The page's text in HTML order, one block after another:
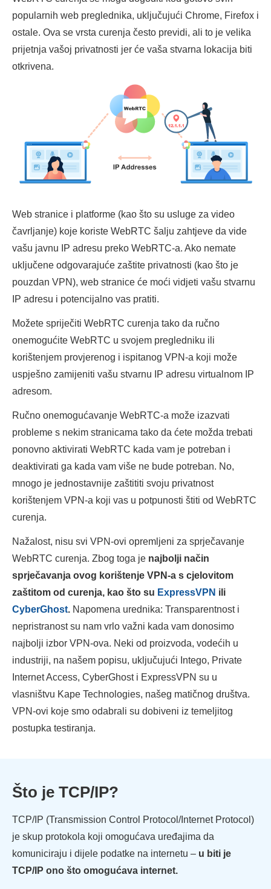
popularnih web preglednika, uključujući Chrome, Firefox i
ostale. Ova se vrsta curenja često previdi, ali to je velika
prijetnja vašoj privatnosti jer će vaša stvarna lokacija biti
otkrivena.
Web stranice i platforme (kao što su usluge za video
čavrljanje) koje koriste WebRTC šalju zahtjeve da vide
vašu javnu IP adresu preko WebRTC-a. Ako nemate
uključene odgovarajuće zaštite privatnosti (kao što je
pouzdan VPN), web stranice će moći vidjeti vašu stvarnu
IP adresu i potencijalno vas pratiti.
Možete spriječiti WebRTC curenja tako da ručno
onemogućite WebRTC u svojem pregledniku ili
korištenjem provjerenog i ispitanog VPN-a koji može
uspješno zamijeniti vašu stvarnu IP adresu virtualnom IP
adresom.
Ručno onemogućavanje WebRTC-a može izazvati
probleme s nekim stranicama tako da ćete možda trebati
ponovno aktivirati WebRTC kada vam je potreban i
deaktivirati ga kada vam više ne bude potreban. No,
mnogo je jednostavnije zaštititi svoju privatnost
korištenjem VPN-a koji vas u potpunosti štiti od WebRTC
curenja.
Nažalost, nisu svi VPN-ovi opremljeni za sprječavanje
WebRTC curenja. Zbog toga je najbolji način
sprječavanja ovog korištenje VPN-a s cjelovitom
zaštitom od curenja, kao što su ExpressVPN ili
CyberGhost. Napomena urednika: Transparentnost i
nepristranost su nam vrlo važni kada vam donosimo
najbolji izbor VPN-ova. Neki od proizvoda, vodećih u
industriji, na našem popisu, uključujući Intego, Private
Internet Access, CyberGhost i ExpressVPN su u
vlasništvu Kape Technologies, našeg matičnog društva.
VPN-ovi koje smo odabrali su dobiveni iz temeljitog
postupka testiranja.
Što je TCP/IP?
TCP/IP (Transmission Control Protocol/Internet Protocol)
je skup protokola koji omogućava uređajima da
komuniciraju i dijele podatke na internetu – u biti je
TCP/IP ono što omogućava internet.